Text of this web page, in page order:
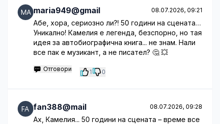
maria949@gmail 08.07.2026, 09:21
Абе, хора, сериозно ли?! 50 години на сцената…
Уникално! Камелия е легенда, безспорно, но тая
идея за автобиографична книга... не знам. Нали
все пак е музикант, а не писател? 🤔 💥
Отговори 1 0
fan388@mail 08.07.2026, 09:28
Ах, Камелия... 50 години на сцената – време все